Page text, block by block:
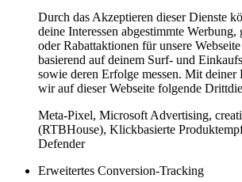
Durch das Akzeptieren dieser Dienste
deine Interessen abgestimmte Werbung,
oder Rabattaktionen für unsere
basierend auf deinem Surf- und
sowie deren Erfolge messen. Mit
wir auf dieser Webseite folgende
Meta-Pixel, Microsoft Advertising,
(RTBHouse), Klickbasierte
Defender
Erweitertes Conversion-Tracking